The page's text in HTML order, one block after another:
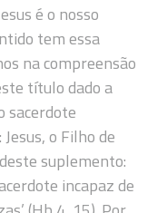
é o nosso
tem essa
na compreensão
título dado a
sacerdote
o Filho de
suplemento:
incapaz de